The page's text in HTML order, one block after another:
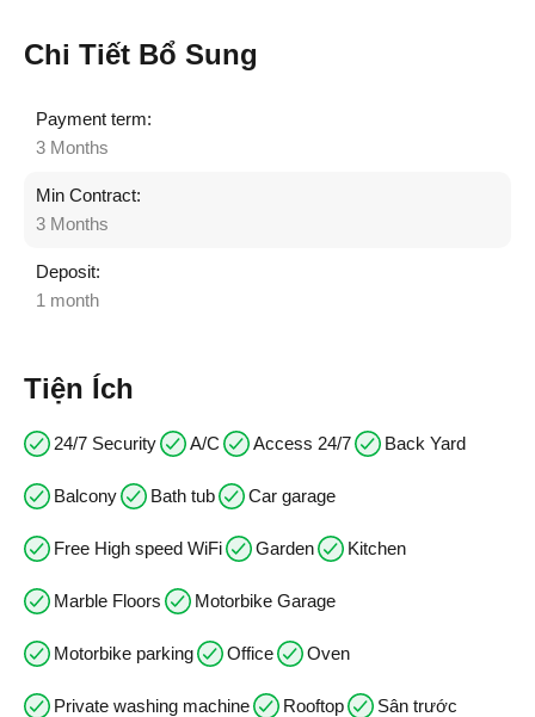
Chi Tiết Bổ Sung
Payment term:
3 Months
Min Contract:
3 Months
Deposit:
1 month
Tiện Ích
24/7 Security A/C Access 24/7 Back Yard
Balcony Bath tub Car garage
Free High speed WiFi Garden Kitchen
Marble Floors Motorbike Garage
Motorbike parking Office Oven
Private washing machine Rooftop Sân trước